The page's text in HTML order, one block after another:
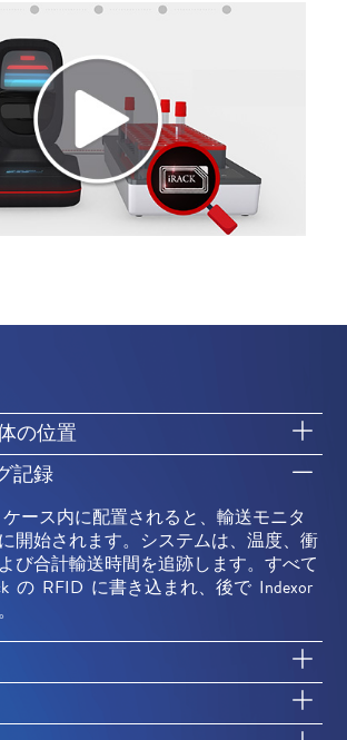
の位置
記録
ケース内に配置されると、輸送モニタ
開始されます。システムは、温度、衝
び合計輸送時間を追跡します。すべて
の RFID に書き込まれ、後で Indexor